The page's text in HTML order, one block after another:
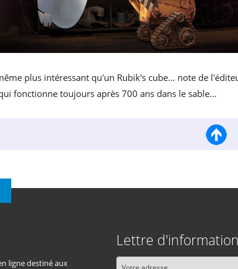
plus intéressant qu'un Rubik's cube... note de
fonctionne toujours après 700 ans dans le sable...
ligne destiné aux
Lettre d'information